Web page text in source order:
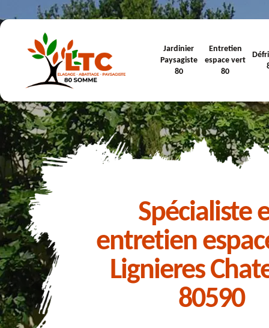
Jardinier
Paysagiste
80
Entretien
espace vert
80
Spécialiste
entretien
Lignieres
80590